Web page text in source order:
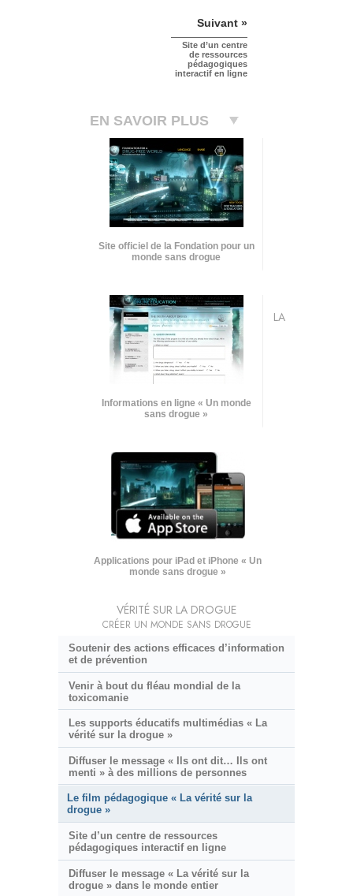
Suivant »
Site d’un centre
de ressources
pédagogiques
interactif en ligne
EN SAVOIR PLUS
Site officiel de la Fondation pour un
monde sans drogue
Informations en ligne « Un monde
sans drogue »
Applications pour iPad et iPhone « Un
monde sans drogue »
LA
VÉRITÉ SUR LA DROGUE
CRÉER UN MONDE SANS DROGUE
Soutenir des actions efficaces d’information
et de prévention
Venir à bout du fléau mondial de la
toxicomanie
Les supports éducatifs multimédias « La
vérité sur la drogue »
Diffuser le message « Ils ont dit… Ils ont
menti » à des millions de personnes
Le film pédagogique « La vérité sur la
drogue »
Site d’un centre de ressources
pédagogiques interactif en ligne
Diffuser le message « La vérité sur la
drogue » dans le monde entier